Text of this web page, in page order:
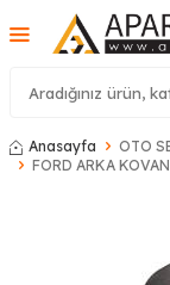
Anasayfa OTO
FORD ARKA